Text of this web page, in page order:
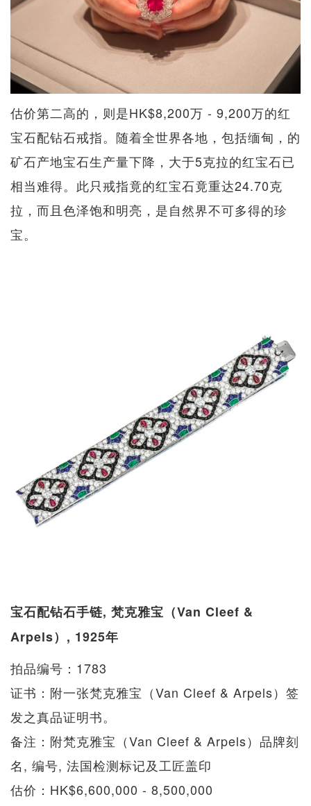
估价第二高的，则是HK$8,200万 - 9,200万的红
宝石配钻石戒指。随着全世界各地，包括缅甸，的
矿石产地宝石生产量下降，大于5克拉的红宝石已
相当难得。此只戒指竟的红宝石竟重达24.70克
拉，而且色泽饱和明亮，是自然界不可多得的珍
宝。
宝石配钻石手链, 梵克雅宝（Van Cleef &
Arpels）, 1925年
拍品编号：1783
证书：附一张梵克雅宝（Van Cleef & Arpels）签
发之真品证明书。
备注：附梵克雅宝（Van Cleef & Arpels）品牌刻
名, 编号, 法国检测标记及工匠盖印
估价：HK$6,600,000 - 8,500,000